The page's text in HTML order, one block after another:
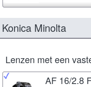
Konica Minolta
Lenzen met een
AF 16/2.8